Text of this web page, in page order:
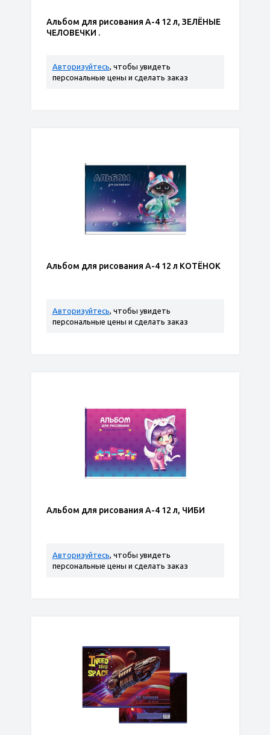
Альбом для рисования А-4 12 л, ЗЕЛЁНЫЕ
ЧЕЛОВЕЧКИ .
Авторизуйтесь, чтобы увидеть
персональные цены и сделать заказ
Альбом для рисования А-4 12 л КОТЁНОК
Авторизуйтесь, чтобы увидеть
персональные цены и сделать заказ
Альбом для рисования А-4 12 л, ЧИБИ
Авторизуйтесь, чтобы увидеть
персональные цены и сделать заказ